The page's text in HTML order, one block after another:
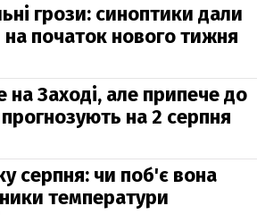
грози: синоптики дали
на початок нового тижня
Заході, але припече до
на 2 серпня
серпня: чи поб'є вона
температури